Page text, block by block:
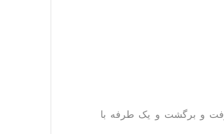
و برگشت و یک طرفه با